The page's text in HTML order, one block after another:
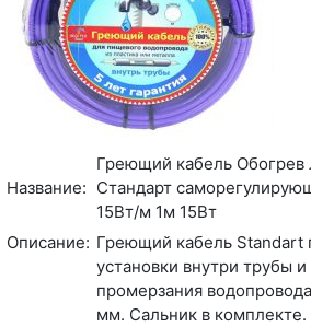
Название:
Греющий кабель
Стандарт
15Вт/м 1м 15Вт
Описание: Греющий кабель Standart
установки внутри трубы
промерзания
мм. Сальник в комплекте.